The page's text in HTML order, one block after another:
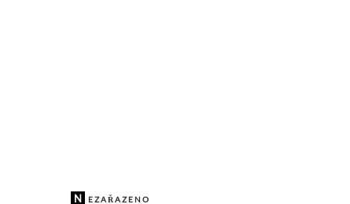
N EZAŘAZENO